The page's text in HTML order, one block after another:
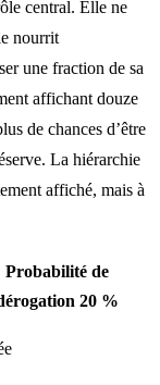
central. Elle ne
nourrit
une fraction de sa
affichant douze
de chances d’être
La hiérarchie
affiché, mais à
Probabilité de
20 %